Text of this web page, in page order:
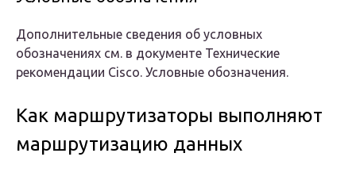
Дополнительные сведения об условных
обозначениях см. в документе Технические
рекомендации Cisco. Условные обозначения.
Как маршрутизаторы выполняют
маршрутизацию данных